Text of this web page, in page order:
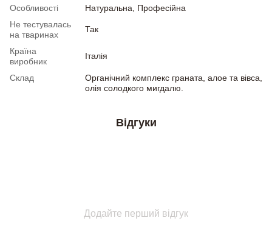
Особливості
Натуральна, Професійна
Не тестувалась
на тваринах
Так
Країна
виробник
Італія
Склад
Органічний комплекс граната, алое та вівса,
олія солодкого мигдалю.
Відгуки
Додайте перший відгук